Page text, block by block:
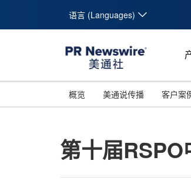
语言 (Languages)
概览 美通说传播 客户案
第十届